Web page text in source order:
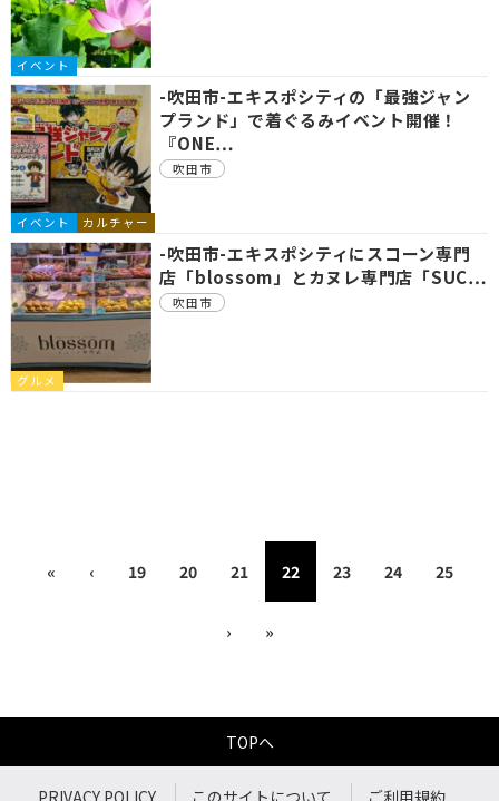
イベント
イベント カルチャー
-吹田市-エキスポシティの「最強ジャン
プランド」で着ぐるみイベント開催！
『ONE…
吹田市
グルメ
-吹田市-エキスポシティにスコーン専門
店「blossom」とカヌレ専門店「SUC…
吹田市
« ‹ 19 20 21 22 23 24 25
› »
TOPへ
PRIVACY POLICY このサイトについて ご利用規約